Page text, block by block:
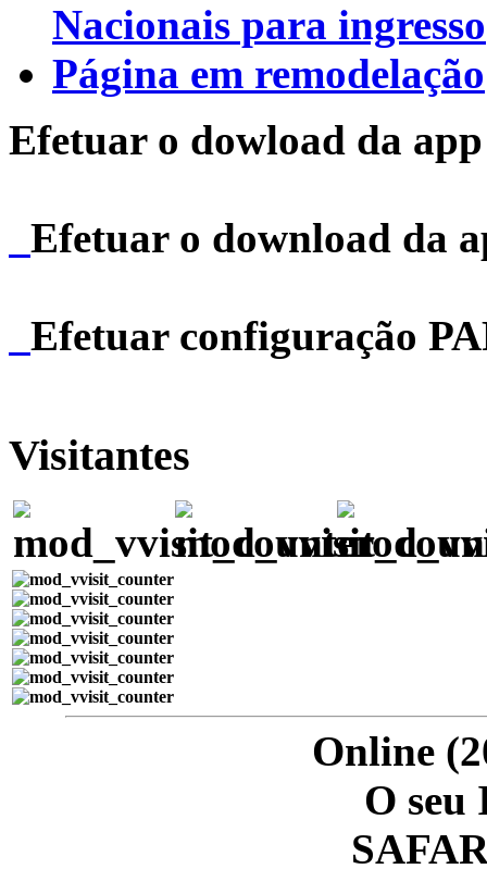
Nacionais para ingresso
Página em remodelação
Efetuar o dowload da
Efetuar o download da
Efetuar configuração
Visitantes
Online
O seu